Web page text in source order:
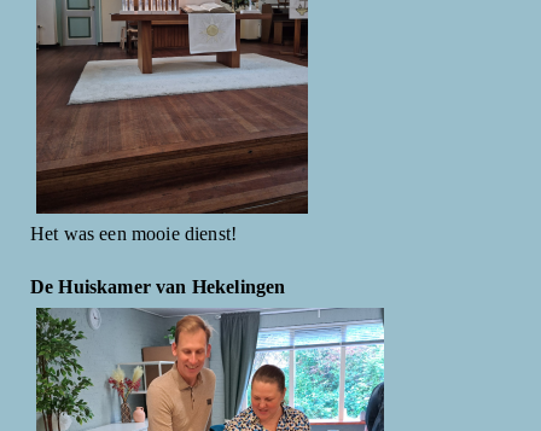
Het was een mooie dienst!
De Huiskamer van Hekelingen